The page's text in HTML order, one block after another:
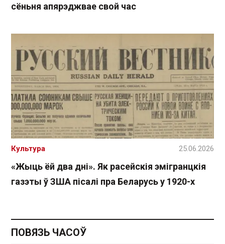
сёньня апярэджвае свой час
«Жыць ёй два дні». Як расейскія эмігранцкія
газэты ў ЗША пісалі пра Беларусь у 1920-х
Культура 25.06.2026
ПОВЯЗЬ ЧАСОЎ